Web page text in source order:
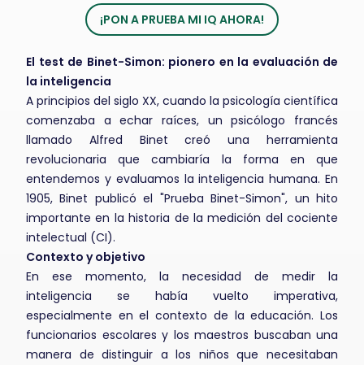
¡PON A PRUEBA MI IQ AHORA!
El test de Binet-Simon: pionero en la evaluación de
la inteligencia
A principios del siglo XX, cuando la psicología científica
comenzaba a echar raíces, un psicólogo francés
llamado Alfred Binet creó una herramienta
revolucionaria que cambiaría la forma en que
entendemos y evaluamos la inteligencia humana. En
1905, Binet publicó el "Prueba Binet-Simon", un hito
importante en la historia de la medición del cociente
intelectual (CI).
Contexto y objetivo
En ese momento, la necesidad de medir la
inteligencia se había vuelto imperativa,
especialmente en el contexto de la educación. Los
funcionarios escolares y los maestros buscaban una
manera de distinguir a los niños que necesitaban